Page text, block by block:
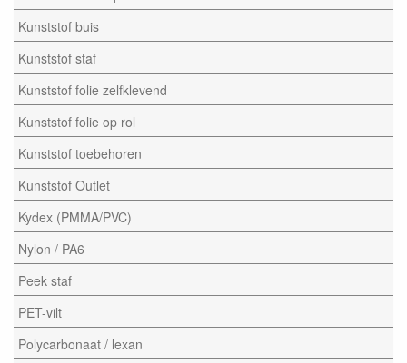
Kunststof buis
Kunststof staf
Kunststof folie zelfklevend
Kunststof folie op rol
Kunststof toebehoren
Kunststof Outlet
Kydex (PMMA/PVC)
Nylon / PA6
Peek staf
PET-vilt
Polycarbonaat / lexan